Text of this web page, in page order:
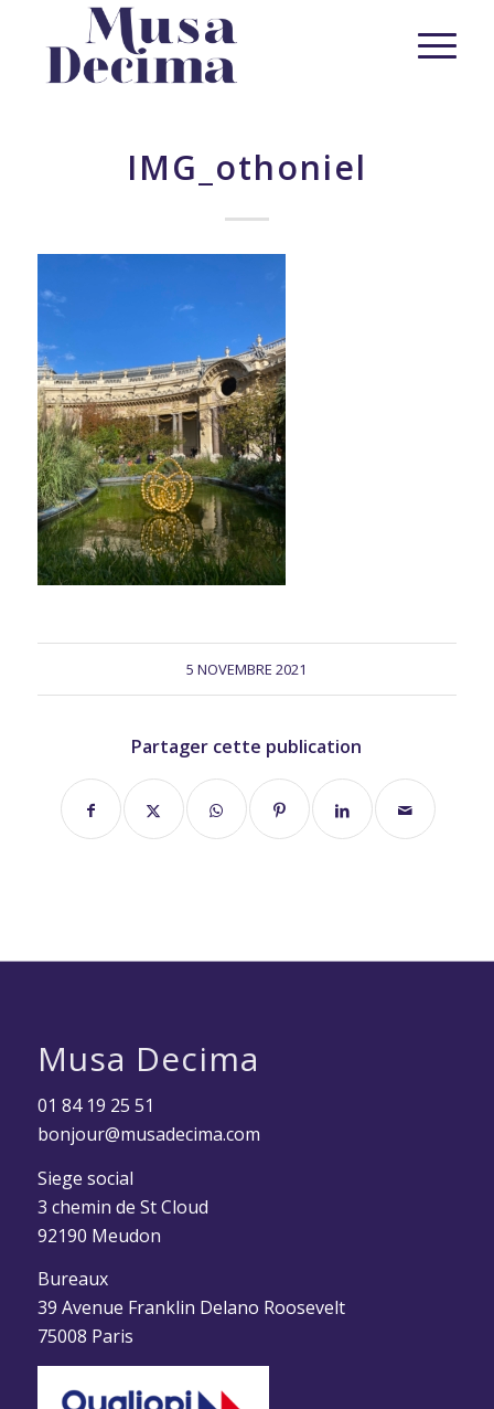
IMG_othoniel
5 NOVEMBRE 2021
Partager cette publication
Musa Decima
01 84 19 25 51
bonjour@musadecima.com
Siege social
3 chemin de St Cloud
92190 Meudon
Bureaux
39 Avenue Franklin Delano Roosevelt
75008 Paris